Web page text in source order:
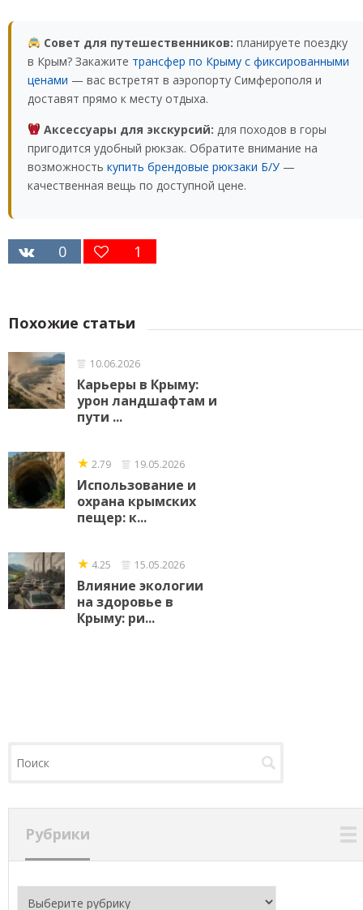
Совет для путешественников: планируете поездку
в Крым? Закажите трансфер по Крыму с фиксированными
ценами — вас встретят в аэропорту Симферополя и
доставят прямо к месту отдыха.
Аксессуары для экскурсий: для походов в горы
пригодится удобный рюкзак. Обратите внимание на
возможность купить брендовые рюкзаки Б/У —
качественная вещь по доступной цене.
0 1
Похожие статьи
10.06.2026
Карьеры в Крыму:
урон ландшафтам и
пути ...
★ 2.79 19.05.2026
Использование и
охрана крымских
пещер: к...
★ 4.25 15.05.2026
Влияние экологии
на здоровье в
Крыму: ри...
Рубрики
Рубрики